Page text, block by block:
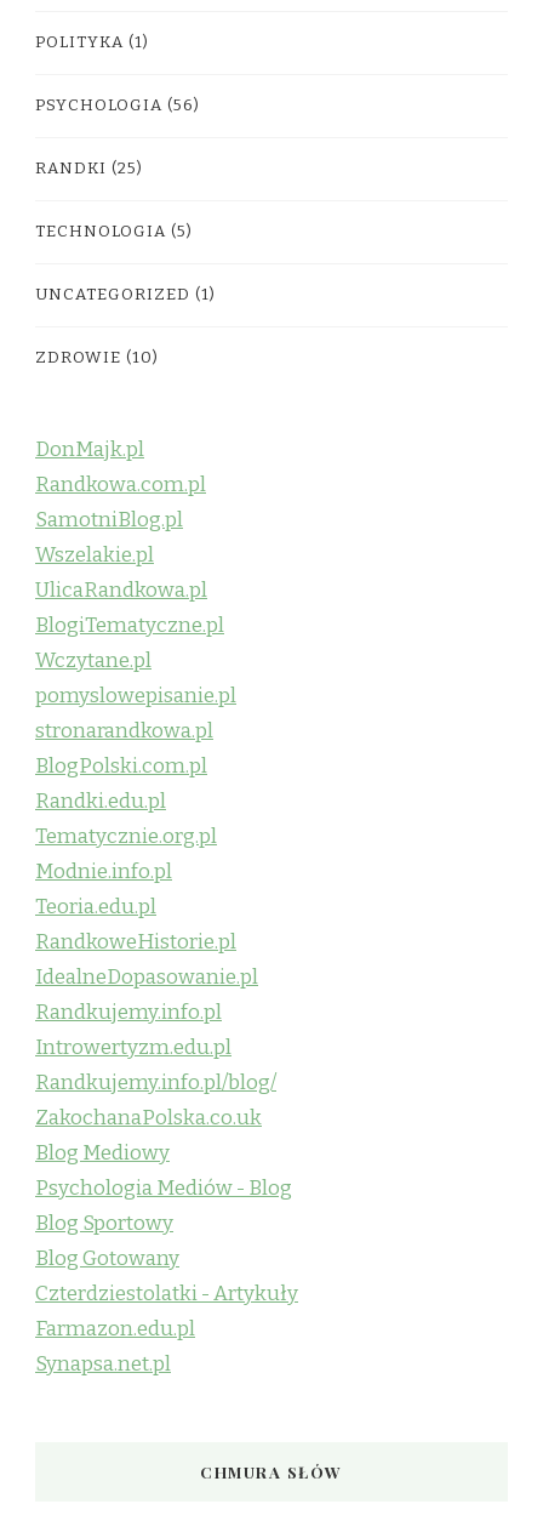
POLITYKA (1)
PSYCHOLOGIA (56)
RANDKI (25)
TECHNOLOGIA (5)
UNCATEGORIZED (1)
ZDROWIE (10)
DonMajk.pl
Randkowa.com.pl
SamotniBlog.pl
Wszelakie.pl
UlicaRandkowa.pl
BlogiTematyczne.pl
Wczytane.pl
pomyslowepisanie.pl
stronarandkowa.pl
BlogPolski.com.pl
Randki.edu.pl
Tematycznie.org.pl
Modnie.info.pl
Teoria.edu.pl
RandkoweHistorie.pl
IdealneDopasowanie.pl
Randkujemy.info.pl
Introwertyzm.edu.pl
Randkujemy.info.pl/blog/
ZakochanaPolska.co.uk
Blog Mediowy
Psychologia Mediów - Blog
Blog Sportowy
Blog Gotowany
Czterdziestolatki - Artykuły
Farmazon.edu.pl
Synapsa.net.pl
CHMURA SŁÓW